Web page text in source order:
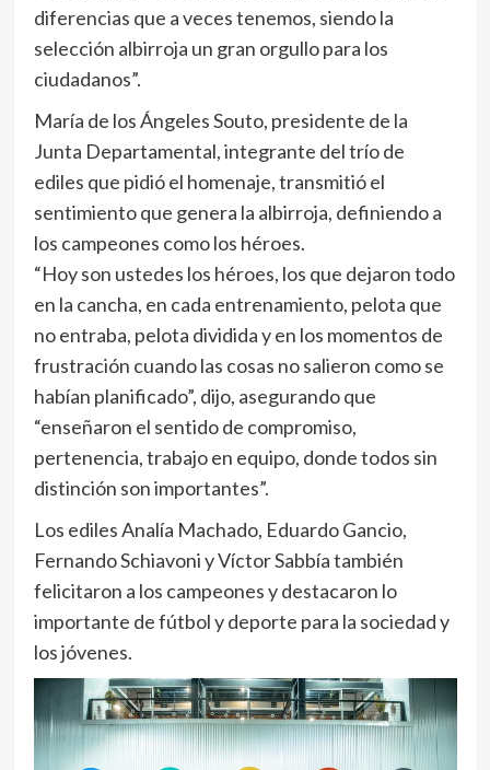
diferencias que a veces tenemos, siendo la
selección albirroja un gran orgullo para los
ciudadanos”.
María de los Ángeles Souto, presidente de la
Junta Departamental, integrante del trío de
ediles que pidió el homenaje, transmitió el
sentimiento que genera la albirroja, definiendo a
los campeones como los héroes.
“Hoy son ustedes los héroes, los que dejaron todo
en la cancha, en cada entrenamiento, pelota que
no entraba, pelota dividida y en los momentos de
frustración cuando las cosas no salieron como se
habían planificado”, dijo, asegurando que
“enseñaron el sentido de compromiso,
pertenencia, trabajo en equipo, donde todos sin
distinción son importantes”.
Los ediles Analía Machado, Eduardo Gancio,
Fernando Schiavoni y Víctor Sabbía también
felicitaron a los campeones y destacaron lo
importante de fútbol y deporte para la sociedad y
los jóvenes.